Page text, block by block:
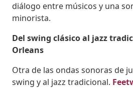
diálogo entre músicos y una
minorista.
Del swing clásico al jazz
Orleans
Otra de las ondas sonoras de
swing y al jazz tradicional.